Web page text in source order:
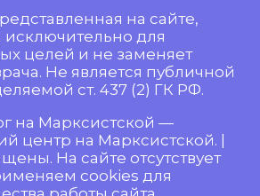
на сайте,
для
целей и не заменяет
Не является публичной
ст. 437 (2) ГК РФ.
на Марксистской —
центр на Марксистской. |
На сайте отсутствует
cookies для